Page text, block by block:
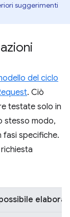
suggerimenti
del ciclo
. Ciò
testate solo in
stesso modo,
fasi specifiche.